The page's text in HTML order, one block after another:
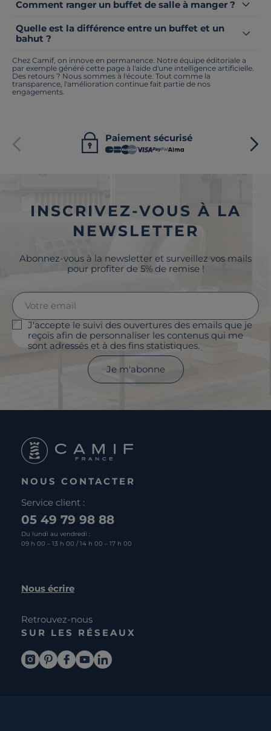
Comment ranger un buffet de salle à manger ?
Quelle est la différence entre un buffet et un
bahut ?
Chez Camif, on innove en permanence. Notre équipe éditoriale a
par exemple généré cette page à l'aide d'une intelligence artificielle.
Des retours ? Nous sommes à l'écoute. Tout comme la
transparence, l'amélioration continue fait partie de nos
engagements.
Paiement sécurisé
INSCRIVEZ-VOUS À LA
NEWSLETTER
Abonnez-vous à la newsletter et surveillez vos mails
pour profiter de 5% de remise !
J'accepte le suivi des ouvertures des emails que je
reçois afin de personnaliser les contenus qui me
sont adressés et à des fins statistiques.
Je m'abonne
NOUS CONTACTER
Service client :
05 49 79 98 88
Du lundi au vendredi :
09 h 00 – 13 h 00 / 14 h 00 – 17 h 00
Nous écrire
Retrouvez-nous
SUR LES RÉSEAUX